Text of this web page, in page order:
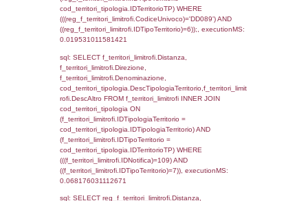
sql: SELECT f_territori_limitrofi.Distanza,
f_territori_limitrofi.Direzione,
f_territori_limitrofi.DescAltro,
f_territori_limitrofi INNER JOIN
(f_territori_limitrofi.IDTipologiaTerritorio =
cod_territori_tipologia.IDTipologiaTerritorio)
(f_territori_limitrofi.IDTipoTerritorio =
cod_territori_tipologia.IDTerritorioTP)
(((f_territori_limitrofi.IDNotifica)=109) AND
((f_territori_limitrofi.IDTipoTerritorio)=2)),